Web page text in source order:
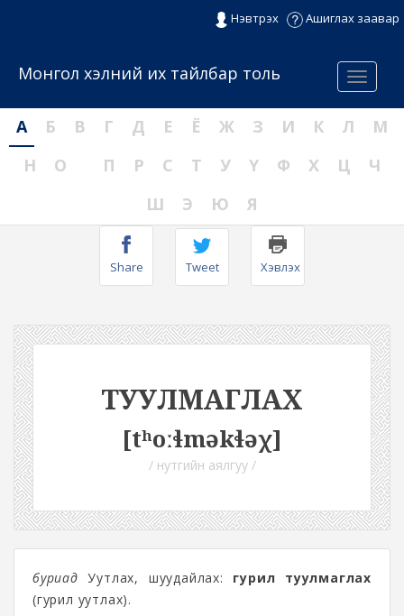
Нэвтрэх Ашиглах заавар
Menu
Монгол хэлний их тайлбар толь
А Б В Г Д Е Ё Ж З И К Л
М
Н
О П Р С Т У Ү Ф Х Ц
Ч
Ш
Э Ю Я
Share Tweet Хэвлэх
ТУУЛМАГЛАХ
[tʰoːɬməkɬəχ]
/ нутгийн аялгуу /
буриад Уутлах, шуудайлах: гурил туулмаглах
(гурил уутлах).